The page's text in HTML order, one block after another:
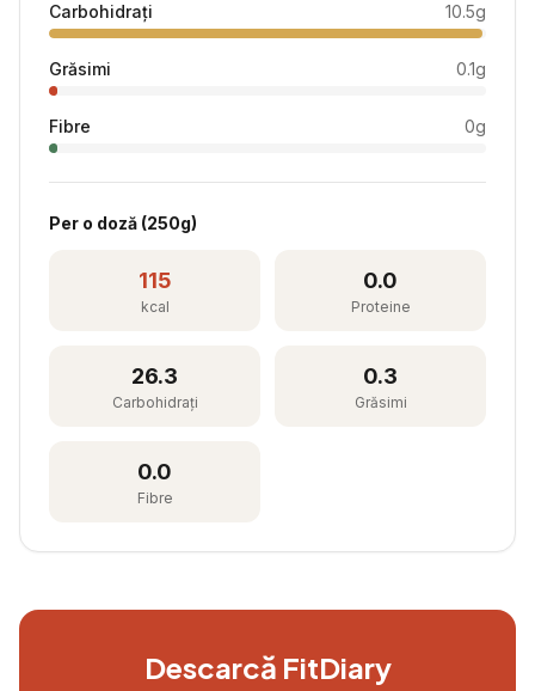
Carbohidrați 10.5g
Grăsimi 0.1g
Fibre 0g
Per o doză (250g)
115
kcal
0.0
Proteine
26.3
Carbohidrați
0.3
Grăsimi
0.0
Fibre
Descarcă FitDiary